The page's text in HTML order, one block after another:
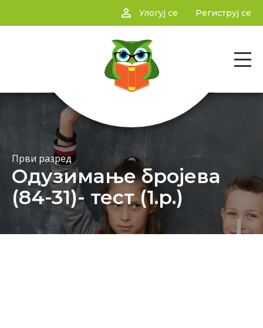
person_outline Улогуј се Региструј се
Први разред
Одузимање бројева
(84-31)- тест (1.р.)